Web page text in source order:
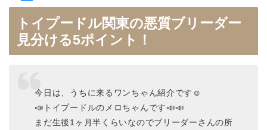
トイプードル関東の悪質ブリーダー
見分ける5ポイント！
今日は、うちに来るワンちゃん紹介です☺️
📣トイプードルのメロちゃんです📣📣
まだ生後1ヶ月半くらいなのでブリーダーさんの所